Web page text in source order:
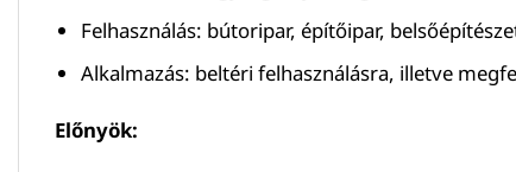
Felhasználás: bútoripar, építőipar,
Alkalmazás: beltéri felhasználásra, illetve
Előnyök: